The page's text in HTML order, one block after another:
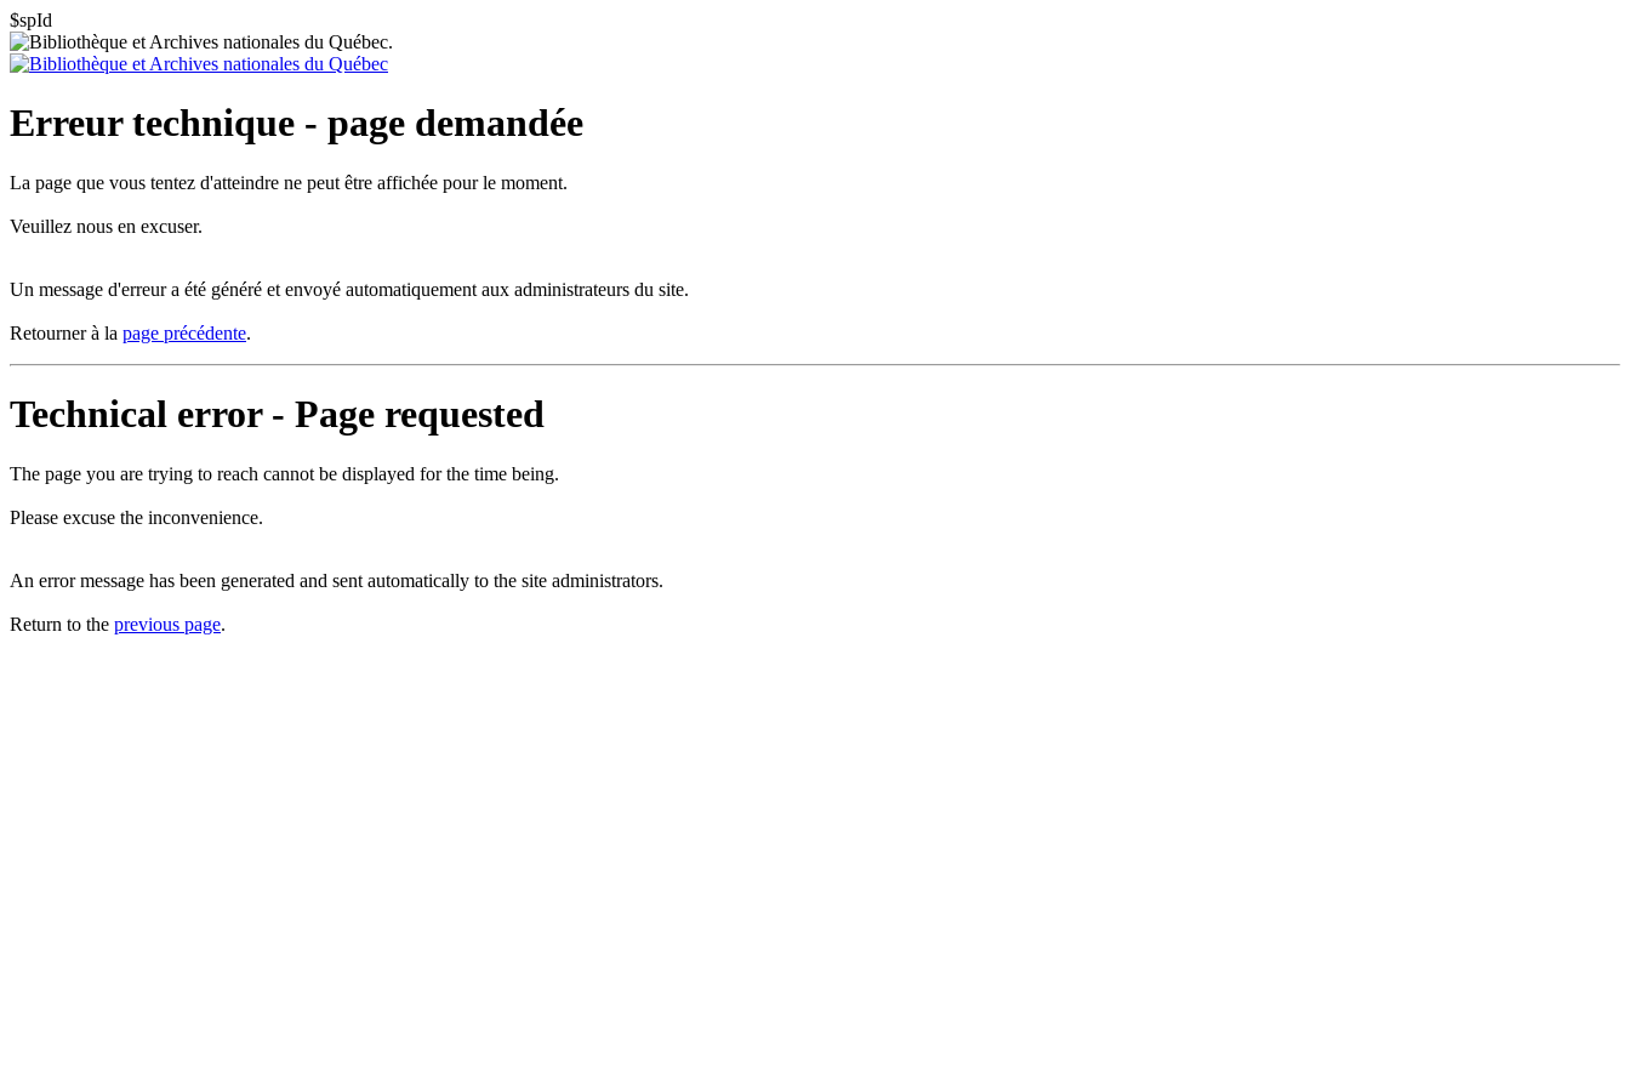
$spId
Erreur technique - page demandée
La page que vous tentez d'atteindre ne peut être affichée pour le moment.
Veuillez nous en excuser.
Un message d'erreur a été généré et envoyé automatiquement aux administrateurs du site.
Retourner à la page précédente.
Technical error - Page requested
The page you are trying to reach cannot be displayed for the time being.
Please excuse the inconvenience.
An error message has been generated and sent automatically to the site administrators.
Return to the previous page.